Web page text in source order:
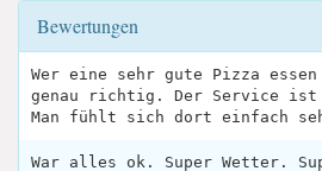
Bewertungen
Wer eine sehr gute Pizza
genau richtig. Der Service
Man fühlt sich dort einfach
War alles ok. Super Wetter.